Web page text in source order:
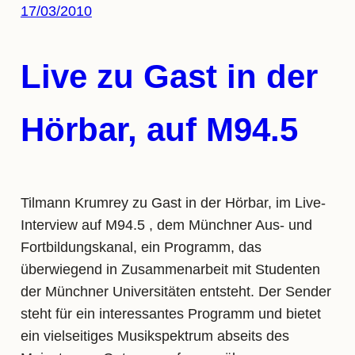
17/03/2010
Live zu Gast in der
Hörbar, auf M94.5
Tilmann Krumrey zu Gast in der Hörbar, im Live-
Interview auf M94.5 , dem Münchner Aus- und
Fortbildungskanal, ein Programm, das
überwiegend in Zusammenarbeit mit Studenten
der Münchner Universitäten entsteht. Der Sender
steht für ein interessantes Programm und bietet
ein vielseitiges Musikspektrum abseits des